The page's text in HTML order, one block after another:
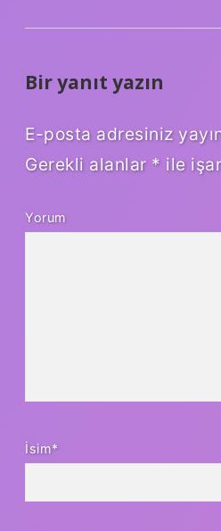
Bir yanıt yazın
E-posta adresiniz
Gerekli alanlar * ile
Yorum
İsim*